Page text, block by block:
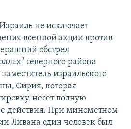
не исключает
военной акции против
обстрел
северного района
израильского
Сирия, которая
несет полную
действия. При минометном
Ливана один человек был